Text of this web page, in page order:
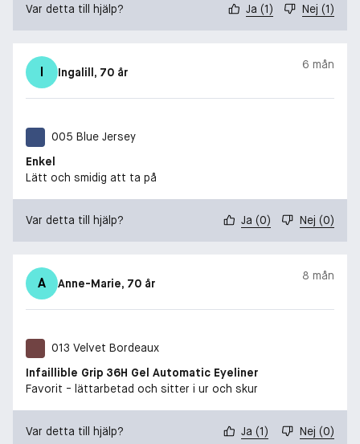
Var detta till hjälp? Ja (1) Nej (1)
I Ingalill, 70 år
6 mån
005 Blue Jersey
Enkel
Lätt och smidig att ta på
Var detta till hjälp? Ja (0) Nej (0)
A Anne-Marie, 70 år
8 mån
013 Velvet Bordeaux
Infaillible Grip 36H Gel Automatic Eyeliner
Favorit - lättarbetad och sitter i ur och skur
Var detta till hjälp? Ja (1) Nej (0)